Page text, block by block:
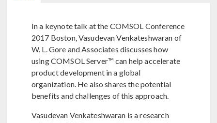
In a keynote talk at the COMSOL Conference
2017 Boston, Vasudevan Venkateshwaran of
W. L. Gore and Associates discusses how
using COMSOL Server™ can help accelerate
product development in a global
organization. He also shares the potential
benefits and challenges of this approach.
Vasudevan Venkateshwaran is a research